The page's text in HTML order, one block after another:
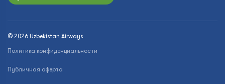
© 2026 Uzbekistan Airways
Политика конфиденциальности
Публичная оферта